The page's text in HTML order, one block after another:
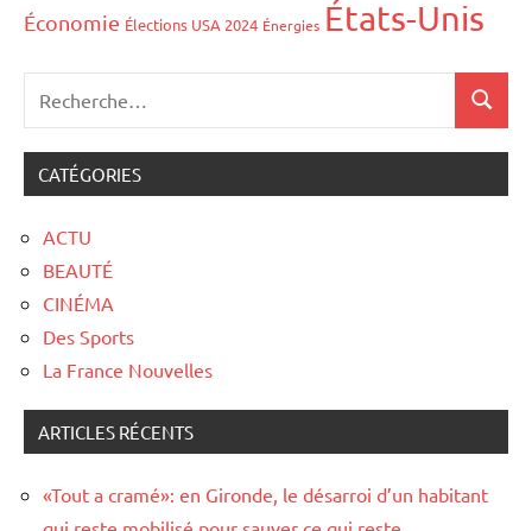
Économie Élections USA 2024 Énergies États-Unis
CATÉGORIES
ACTU
BEAUTÉ
CINÉMA
Des Sports
La France Nouvelles
ARTICLES RÉCENTS
«Tout a cramé»: en Gironde, le désarroi d’un habitant